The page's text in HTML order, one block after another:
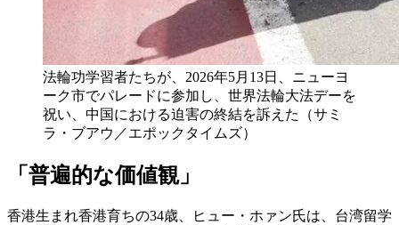
法輪功学習者たちが、2026年5月13日、ニューヨ
ーク市でパレードに参加し、世界法輪大法デーを
祝い、中国における迫害の終結を訴えた（サミ
ラ・ブアウ／エポックタイムズ）
「普遍的な価値観」
香港生まれ香港育ちの34歳、ヒュー・ホァン氏は、台湾留学